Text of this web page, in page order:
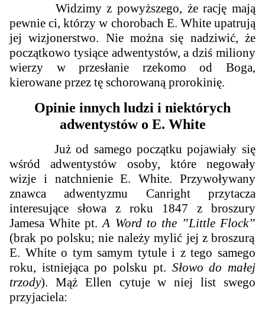
Widzimy z powyższego, że rację mają
pewnie ci, którzy w chorobach E. White upatrują
jej wizjonerstwo. Nie można się nadziwić, że
początkowo tysiące adwentystów, a dziś miliony
wierzy w przesłanie rzekomo od Boga,
kierowane przez tę schorowaną prorokinię.
Opinie innych ludzi i niektórych
adwentystów o E. White
Już od samego początku pojawiały się
wśród adwentystów osoby, które negowały
wizje i natchnienie E. White. Przywoływany
znawca adwentyzmu Canright przytacza
interesujące słowa z roku 1847 z broszury
Jamesa White pt.A Word to the ”Little Flock”
(brak po polsku; nie należy mylić jej z broszurą
E. White o tym samym tytule i z tego samego
roku, istniejąca po polsku pt. Słowo do małej
trzody). Mąż Ellen cytuje w niej list swego
przyjaciela: